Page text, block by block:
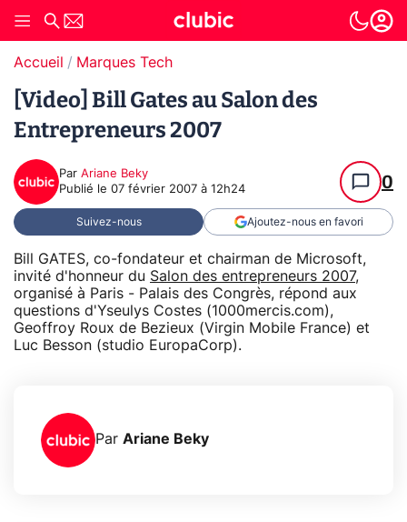
Accueil Marques Tech
[Video] Bill Gates au Salon des
Entrepreneurs 2007
Par Ariane Beky
Publié le 07 février 2007 à 12h24 0
Suivez-nous Ajoutez-nous en favori
Bill GATES, co-fondateur et chairman de Microsoft,
invité d'honneur du Salon des entrepreneurs 2007,
organisé à Paris - Palais des Congrès, répond aux
questions d'Yseulys Costes (1000mercis.com),
Geoffroy Roux de Bezieux (Virgin Mobile France) et
Luc Besson (studio EuropaCorp).
Par Ariane Beky